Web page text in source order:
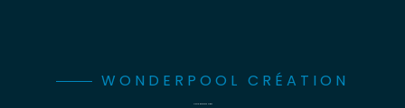
WONDERPOOL CRÉATION
Notre parcours client